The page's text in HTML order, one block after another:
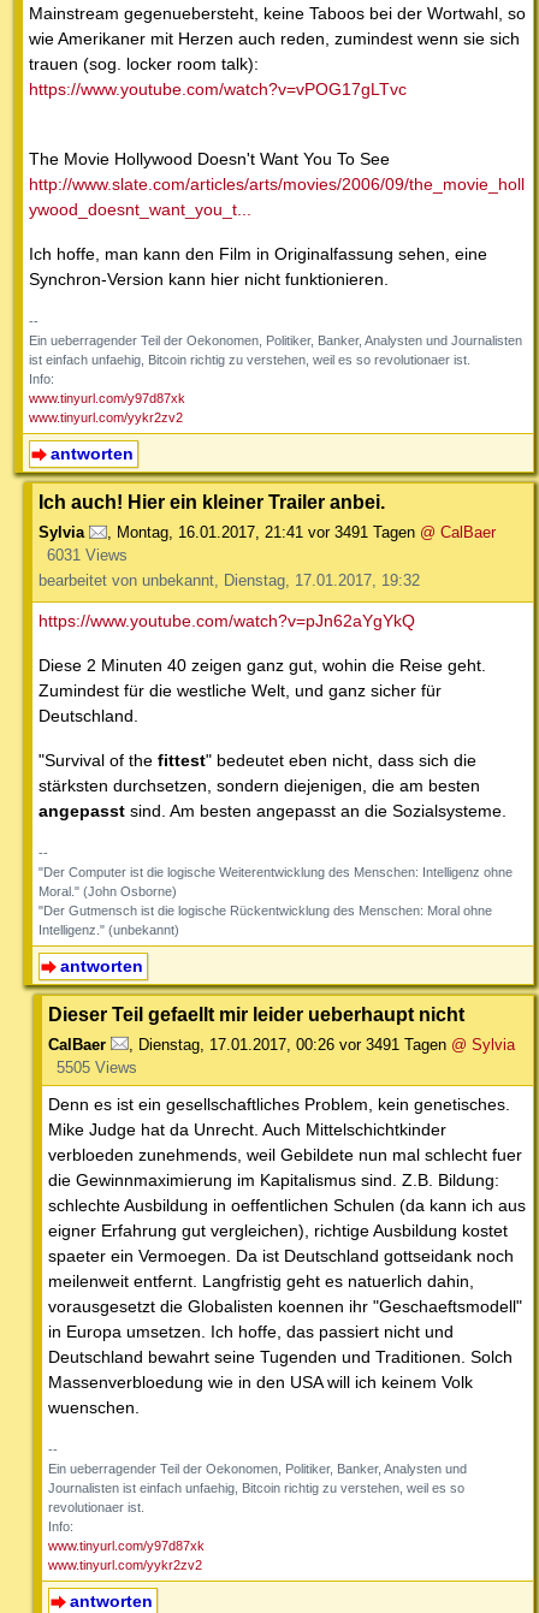
Mainstream gegenuebersteht, keine Taboos bei der Wortwahl, so
wie Amerikaner mit Herzen auch reden, zumindest wenn sie sich
trauen (sog. locker room talk):
https://www.youtube.com/watch?v=vPOG17gLTvc
The Movie Hollywood Doesn't Want You To See
http://www.slate.com/articles/arts/movies/2006/09/the_movie_holl
ywood_doesnt_want_you_t...
Ich hoffe, man kann den Film in Originalfassung sehen, eine
Synchron-Version kann hier nicht funktionieren.
--
Ein ueberragender Teil der Oekonomen, Politiker, Banker, Analysten und Journalisten
ist einfach unfaehig, Bitcoin richtig zu verstehen, weil es so revolutionaer ist.
Info:
www.tinyurl.com/y97d87xk
www.tinyurl.com/yykr2zv2
antworten
Ich auch! Hier ein kleiner Trailer anbei.
Sylvia , Montag, 16.01.2017, 21:41 vor 3491 Tagen @ CalBaer
6031 Views
bearbeitet von unbekannt, Dienstag, 17.01.2017, 19:32
https://www.youtube.com/watch?v=pJn62aYgYkQ
Diese 2 Minuten 40 zeigen ganz gut, wohin die Reise geht.
Zumindest für die westliche Welt, und ganz sicher für
Deutschland.
"Survival of the fittest" bedeutet eben nicht, dass sich die
stärksten durchsetzen, sondern diejenigen, die am besten
angepasst sind. Am besten angepasst an die Sozialsysteme.
--
"Der Computer ist die logische Weiterentwicklung des Menschen: Intelligenz ohne
Moral." (John Osborne)
"Der Gutmensch ist die logische Rückentwicklung des Menschen: Moral ohne
Intelligenz." (unbekannt)
antworten
Dieser Teil gefaellt mir leider ueberhaupt nicht
CalBaer Dienstag, 17.01.2017, 00:26 vor 3491 Tagen @ Sylvia
5505 Views
Denn es ist ein gesellschaftliches Problem, kein genetisches.
Mike Judge hat da Unrecht. Auch Mittelschichtkinder
verbloeden zunehmends, weil Gebildete nun mal schlecht fuer
die Gewinnmaximierung im Kapitalismus sind. Z.B. Bildung:
schlechte Ausbildung in oeffentlichen Schulen (da kann ich aus
eigner Erfahrung gut vergleichen), richtige Ausbildung kostet
spaeter ein Vermoegen. Da ist Deutschland gottseidank noch
meilenweit entfernt. Langfristig geht es natuerlich dahin,
vorausgesetzt die Globalisten koennen ihr "Geschaeftsmodell"
in Europa umsetzen. Ich hoffe, das passiert nicht und
Deutschland bewahrt seine Tugenden und Traditionen. Solch
Massenverbloedung wie in den USA will ich keinem Volk
wuenschen.
--
Ein ueberragender Teil der Oekonomen, Politiker, Banker, Analysten und
Journalisten ist einfach unfaehig, Bitcoin richtig zu verstehen, weil es so
revolutionaer ist.
Info:
www.tinyurl.com/y97d87xk
www.tinyurl.com/yykr2zv2
antworten